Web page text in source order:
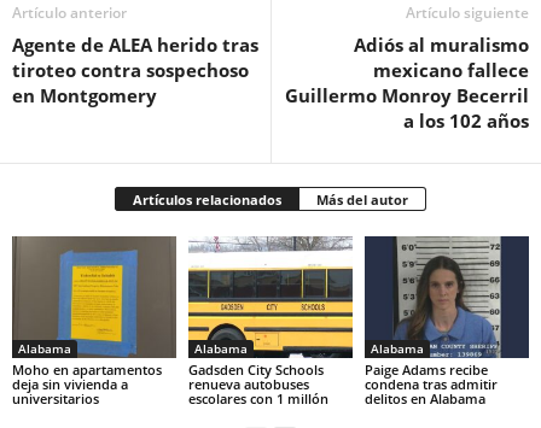
Artículo anterior
Agente de ALEA herido tras
tiroteo contra sospechoso
en Montgomery
Artículo siguiente
Adiós al muralismo
mexicano fallece
Guillermo Monroy Becerril
a los 102 años
Artículos relacionados Más del autor
Alabama
Moho en apartamentos
deja sin vivienda a
universitarios
Alabama
Gadsden City Schools
renueva autobuses
escolares con 1 millón
Alabama
Paige Adams recibe
condena tras admitir
delitos en Alabama